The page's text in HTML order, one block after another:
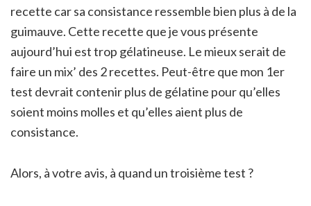
recette car sa consistance ressemble bien plus à de la
guimauve. Cette recette que je vous présente
aujourd’hui est trop gélatineuse. Le mieux serait de
faire un mix’ des 2 recettes. Peut-être que mon 1er
test devrait contenir plus de gélatine pour qu’elles
soient moins molles et qu’elles aient plus de
consistance.
Alors, à votre avis, à quand un troisième test ?